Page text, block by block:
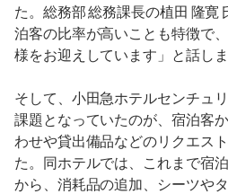
た。総務部 総務課長の植田 隆寛
泊客の比率が高いことも特徴で
様をお迎えしています」と話しま
そして、小田急ホテルセンチュ
課題となっていたのが、宿泊客
わせや貸出備品などのリクエス
た。同ホテルでは、これまで宿
から、消耗品の追加、シーツや